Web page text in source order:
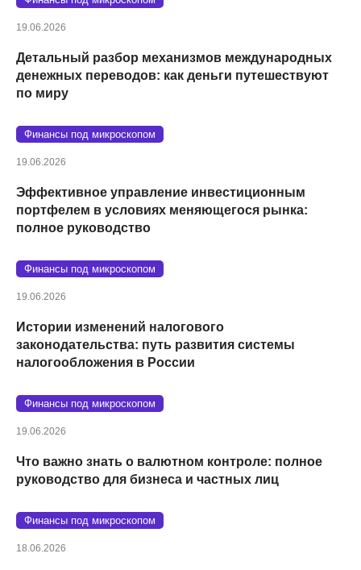
19.06.2026
Детальный разбор механизмов международных
денежных переводов: как деньги путешествуют
по миру
Финансы под микроскопом
19.06.2026
Эффективное управление инвестиционным
портфелем в условиях меняющегося рынка:
полное руководство
Финансы под микроскопом
19.06.2026
Истории изменений налогового
законодательства: путь развития системы
налогообложения в России
Финансы под микроскопом
19.06.2026
Что важно знать о валютном контроле: полное
руководство для бизнеса и частных лиц
Финансы под микроскопом
18.06.2026